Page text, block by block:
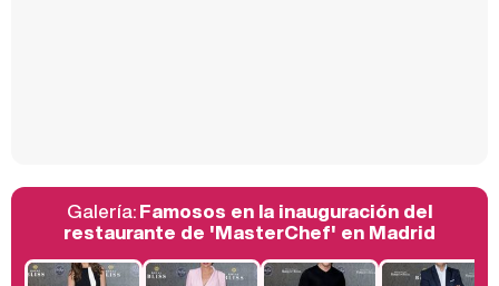
Galería:Famosos en la inauguración del
restaurante de 'MasterChef' en Madrid